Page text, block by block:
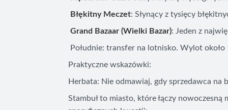
Błękitny Meczet: Słynący z tysięcy
Grand Bazaar (Wielki Bazar): Jeden z
Południe: transfer na lotnisko. Wylot około
Praktyczne wskazówki:
Herbata: Nie odmawiaj, gdy sprzedawca na
Stambuł to miasto, które łączy